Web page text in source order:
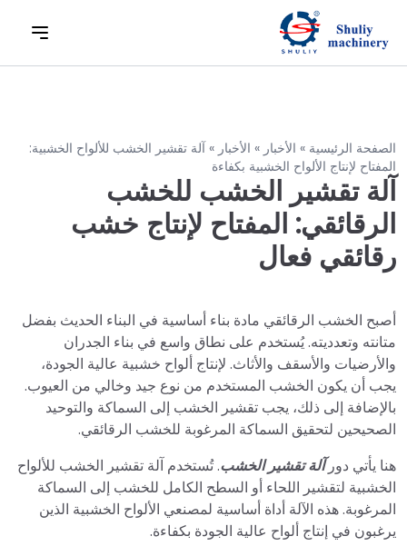
الصفحة الرئيسية » الأخبار » الأخبار » آلة تقشير الخشب للألواح الخشبية:
المفتاح لإنتاج الألواح الخشبية بكفاءة
آلة تقشير الخشب للخشب
الرقائقي: المفتاح لإنتاج خشب
رقائقي فعال
أصبح الخشب الرقائقي مادة بناء أساسية في البناء الحديث بفضل
متانته وتعدديته. يُستخدم على نطاق واسع في بناء الجدران
والأرضيات والأسقف والأثاث. لإنتاج ألواح خشبية عالية الجودة،
يجب أن يكون الخشب المستخدم من نوع جيد وخالي من العيوب.
بالإضافة إلى ذلك، يجب تقشير الخشب إلى السماكة والتوحيد
الصحيحين لتحقيق السماكة المرغوبة للخشب الرقائقي.
هنا يأتي دورآلة تقشير الخشب. تُستخدم آلة تقشير الخشب للألواح
الخشبية لتقشير اللحاء أو السطح الكامل للخشب إلى السماكة
المرغوبة. هذه الآلة أداة أساسية لمصنعي الألواح الخشبية الذين
يرغبون في إنتاج ألواح عالية الجودة بكفاءة.